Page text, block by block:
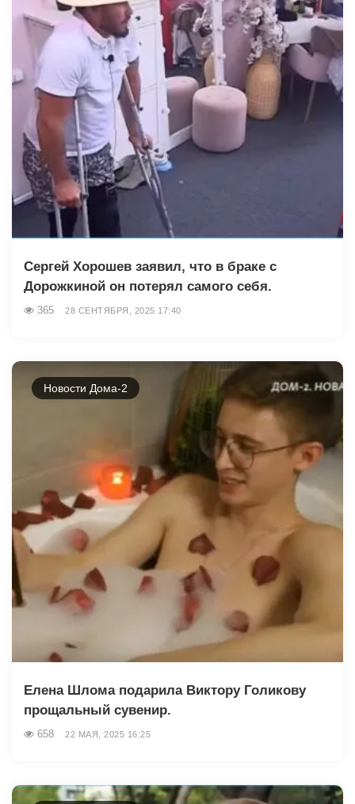
Сергей Хорошев заявил, что в браке с
Дорожкиной он потерял самого себя.
365 28 СЕНТЯБРЯ, 2025 17:40
Новости Дома-2
Елена Шлома подарила Виктору Голикову
прощальный сувенир.
658 22 МАЯ, 2025 16:25